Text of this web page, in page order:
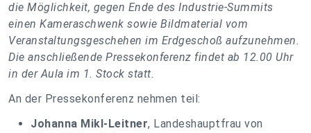
die Möglichkeit, gegen Ende des Industrie-Summits
einen Kameraschwenk sowie Bildmaterial vom
Veranstaltungsgeschehen im Erdgeschoß aufzunehmen.
Die anschließende Pressekonferenz findet ab 12.00 Uhr
in der Aula im 1. Stock statt.
An der Pressekonferenz nehmen teil:
Johanna Mikl-Leitner, Landeshauptfrau von